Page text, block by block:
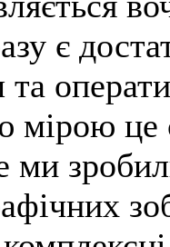
є
це
ми